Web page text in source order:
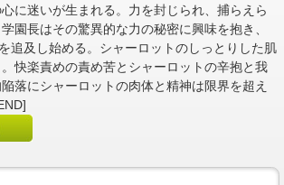
に迷いが生まれる。力を封じられ、捕らえら
園長はその驚異的な力の秘密に興味を抱き、
追及し始める。シャーロットのしっとりした肌
快楽責めの責め苦とシャーロットの辛抱と我
落にシャーロットの肉体と精神は限界を超え